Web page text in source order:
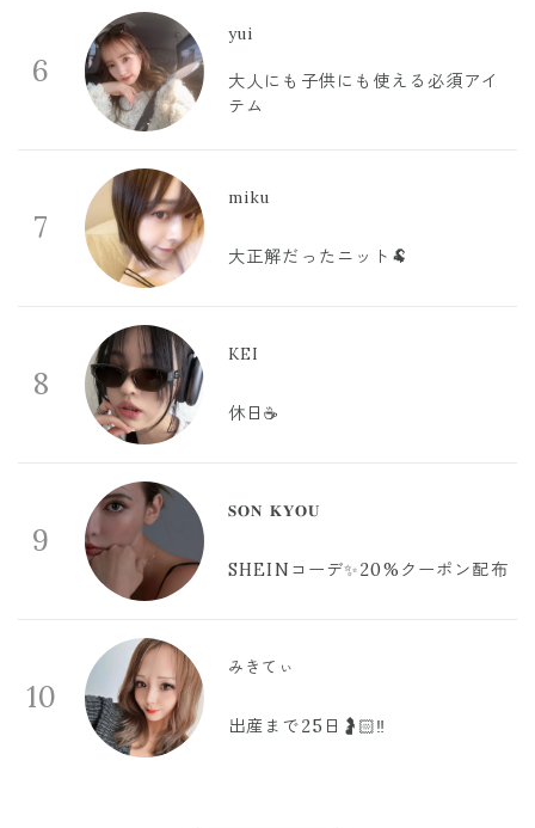
6
yui
大人にも子供にも使える必須アイ
テム
7
miku
大正解だったニット🐏
8
KEI
休日☕️
9
𝐒𝐎𝐍 𝐊𝐘𝐎𝐔
SHEINコーデ✨20%クーポン配布
10
みきてぃ
出産まで25日🤰🏻‼️